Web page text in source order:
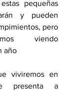
pequeñas
y pueden
pero
viendo
año
viviremos en
presenta a